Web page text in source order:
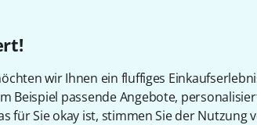
wir Ihnen ein fluffiges
Beispiel passende Angebote,
für Sie okay ist, stimmen Sie der Nutzung